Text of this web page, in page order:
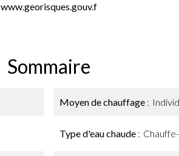
www.georisques.gouv.f
Sommaire
Moyen de chauffage
Type d'eau chaude